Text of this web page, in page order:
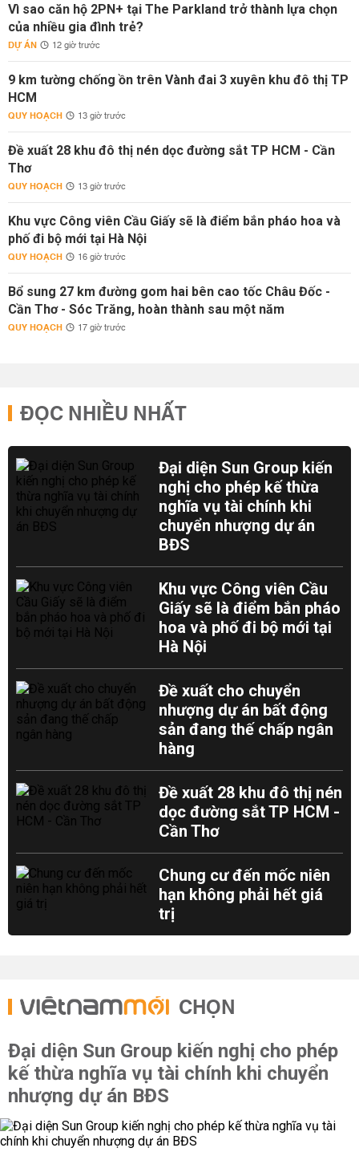
Vì sao căn hộ 2PN+ tại The Parkland trở thành lựa chọn
của nhiều gia đình trẻ?
DỰ ÁN 12 giờ trước
9 km tường chống ồn trên Vành đai 3 xuyên khu đô thị TP
HCM
QUY HOẠCH 13 giờ trước
Đề xuất 28 khu đô thị nén dọc đường sắt TP HCM - Cần
Thơ
QUY HOẠCH 13 giờ trước
Khu vực Công viên Cầu Giấy sẽ là điểm bắn pháo hoa và
phố đi bộ mới tại Hà Nội
QUY HOẠCH 16 giờ trước
Bổ sung 27 km đường gom hai bên cao tốc Châu Đốc -
Cần Thơ - Sóc Trăng, hoàn thành sau một năm
QUY HOẠCH 17 giờ trước
ĐỌC NHIỀU NHẤT
Đại diện Sun Group kiến
nghị cho phép kế thừa
nghĩa vụ tài chính khi
chuyển nhượng dự án
BĐS
Khu vực Công viên Cầu
Giấy sẽ là điểm bắn pháo
hoa và phố đi bộ mới tại
Hà Nội
Đề xuất cho chuyển
nhượng dự án bất động
sản đang thế chấp ngân
hàng
Đề xuất 28 khu đô thị nén
dọc đường sắt TP HCM -
Cần Thơ
Chung cư đến mốc niên
hạn không phải hết giá
trị
CHỌN
Đại diện Sun Group kiến nghị cho phép
kế thừa nghĩa vụ tài chính khi chuyển
nhượng dự án BĐS